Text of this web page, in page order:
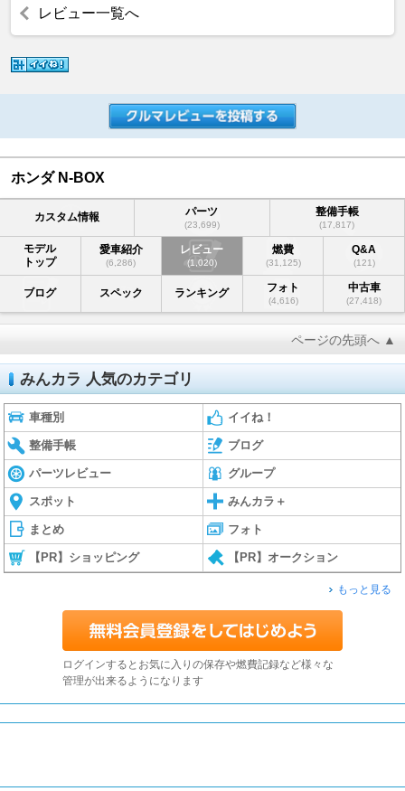
レビュー一覧へ
ホンダ N-BOX
カスタム情報 パーツ
(23,699)
整備手帳
(17,817)
モデル
トップ
愛車紹介
(6,286)
レビュー
(1,020)
燃費
(31,125)
Q&A
(121)
ブログ スペック ランキング フォト
(4,616)
中古車
(27,418)
ページの先頭へ ▲
みんカラ 人気のカテゴリ
車種別 イイね！
整備手帳 ブログ
パーツレビュー グループ
スポット みんカラ＋
まとめ フォト
【PR】ショッピング 【PR】オークション
もっと見る
ログインするとお気に入りの保存や燃費記録など様々な
管理が出来るようになります